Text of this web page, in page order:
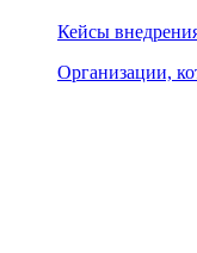
Кейсы
Организации,